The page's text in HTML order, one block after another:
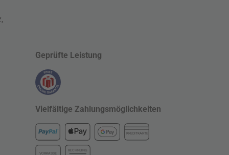
,
Geprüfte Leistung
Vielfältige Zahlungsmöglichkeiten
KREDITKARTE
VORKASSE
RECHNUNG